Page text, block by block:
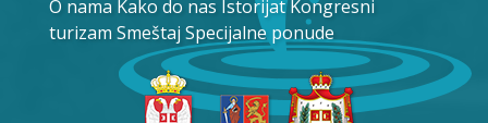
O nama Kako do nas Istorijat Kongresni
turizam Smeštaj Specijalne ponude